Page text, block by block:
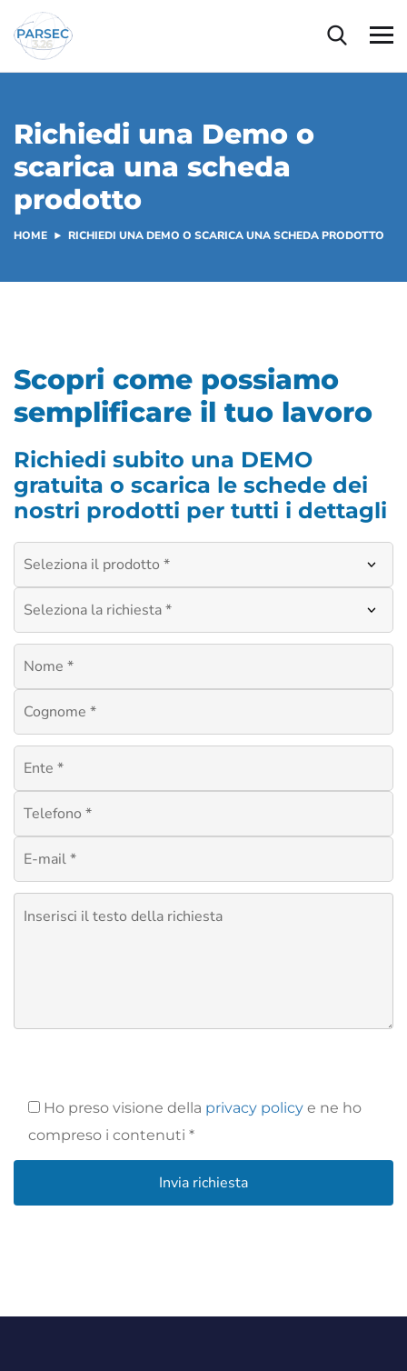
Richiedi una Demo o
scarica una scheda
prodotto
HOME RICHIEDI UNA DEMO O SCARICA UNA SCHEDA PRODOTTO
Scopri come possiamo
semplificare il tuo lavoro
Richiedi subito una DEMO
gratuita o scarica le schede dei
nostri prodotti per tutti i dettagli
Ho preso visione della privacy policy e ne ho
compreso i contenuti *